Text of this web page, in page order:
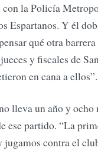
la Policía
Espartanos. Y él
qué otra
y fiscales de
en cana a ellos”.
lleva un año y ocho
ese partido. “La
contra el